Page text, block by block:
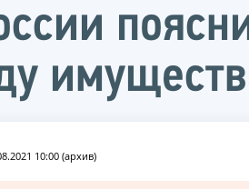
10:00 (архив)